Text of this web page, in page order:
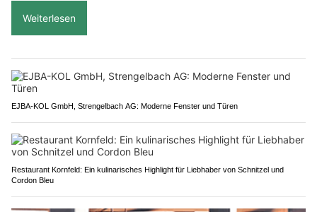
Weiterlesen
EJBA-KOL GmbH, Strengelbach AG: Moderne Fenster und Türen
Restaurant Kornfeld: Ein kulinarisches Highlight für Liebhaber von Schnitzel und
Cordon Bleu